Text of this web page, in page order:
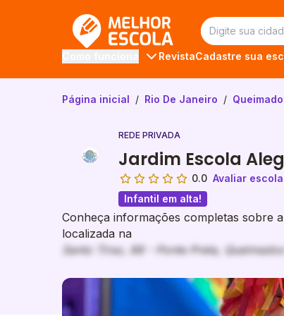
RevistaCadastre sua
Página inicial / Rio De Janeiro /
REDE PRIVADA
Jardim Escola
0.0 Avaliar escola
Infantil em alta!
Conheça informações completas sobre
localizada na
Santo Tirso, 88 - Ponte Preta,
Galeria de imagem